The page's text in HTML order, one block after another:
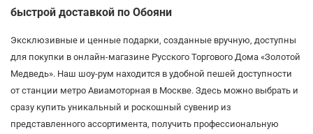
быстрой доставкой по Обояни
Эксклюзивные и ценные подарки, созданные вручную, доступны
для покупки в онлайн-магазине Русского Торгового Дома «Золотой
Медведь». Наш шоу-рум находится в удобной пешей доступности
от станции метро Авиамоторная в Москве. Здесь можно выбрать и
сразу купить уникальный и роскошный сувенир из
представленного ассортимента, получить профессиональную